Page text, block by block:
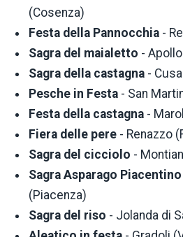
(Cosenza)
Festa della Pannocchia -
Sagra del maialetto -
Sagra della castagna -
Pesche in Festa - San
Festa della castagna -
Fiera delle pere - Renazzo
Sagra del cicciolo -
Sagra Asparago Piacentino
(Piacenza)
Sagra del riso - Jolanda di